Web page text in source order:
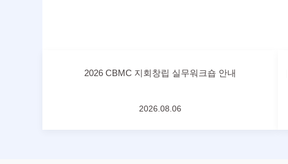
2026 CBMC 지회창립 실무워크숍 안내
2026.08.06